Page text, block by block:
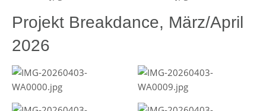
Projekt Breakdance, März/April
2026